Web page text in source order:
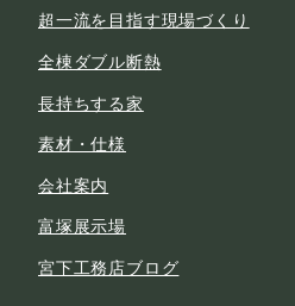
超一流を目指す現場づくり
全棟ダブル断熱
長持ちする家
素材・仕様
会社案内
富塚展示場
宮下工務店ブログ